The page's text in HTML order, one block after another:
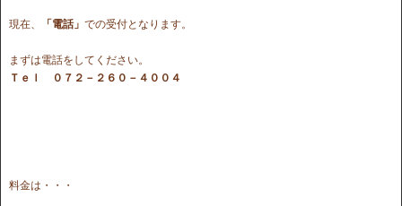
現在、 「電話」 での受付となります。
まずは電話をしてください。
Ｔｅｌ ０７２－２６０－４００４
料金は・・・